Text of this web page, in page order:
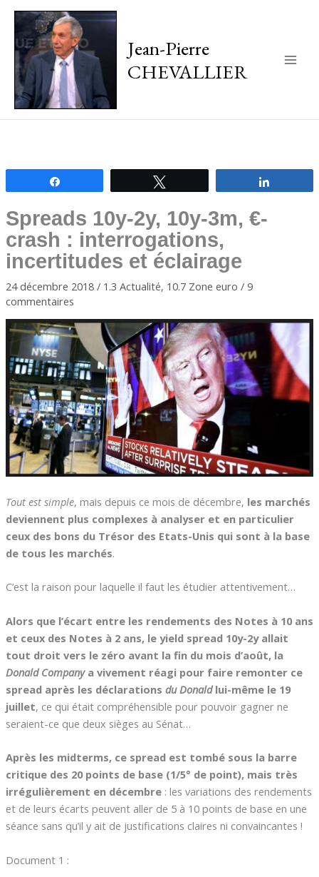
Jean-Pierre
CHEVALLIER
Spreads 10y-2y, 10y-3m, €-
crash : interrogations,
incertitudes et éclairage
24 décembre 2018 / 1.3 Actualité, 10.7 Zone euro / 9
commentaires
Tout est simple, mais depuis ce mois de décembre, les marchés
deviennent plus complexes à analyser et en particulier
ceux des bons du Trésor des Etats-Unis qui sont à la base
de tous les marchés.
C’est la raison pour laquelle il faut les étudier attentivement…
Alors que l’écart entre les rendements des Notes à 10 ans
et ceux des Notes à 2 ans, le yield spread 10y-2y allait
tout droit vers le zéro avant la fin du mois d’août, la
Donald Companya vivement réagi pour faire remonter ce
spread après les déclarations du Donaldlui-même le 19
juillet, ce qui était compréhensible pour pouvoir gagner ne
seraient-ce que deux sièges au Sénat…
Après les midterms, ce spread est tombé sous la barre
critique des 20 points de base (1/5° de point), mais très
irrégulièrement en décembre: les variations des rendements
et de leurs écarts peuvent aller de 5 à 10 points de base en une
séance sans qu’il y ait de justifications claires ni convaincantes !
Document 1 :